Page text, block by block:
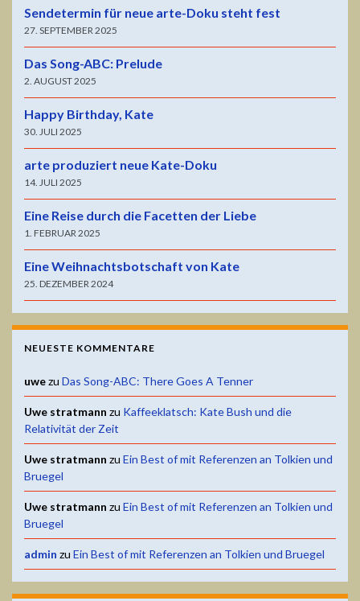
Sendetermin für neue arte-Doku steht fest
27. SEPTEMBER 2025
Das Song-ABC: Prelude
2. AUGUST 2025
Happy Birthday, Kate
30. JULI 2025
arte produziert neue Kate-Doku
14. JULI 2025
Eine Reise durch die Facetten der Liebe
1. FEBRUAR 2025
Eine Weihnachtsbotschaft von Kate
25. DEZEMBER 2024
NEUESTE KOMMENTARE
uwezu Das Song-ABC: There Goes A Tenner
Uwe stratmann zu Kaffeeklatsch: Kate Bush und die
Relativität der Zeit
Uwe stratmann zu Ein Best of mit Referenzen an Tolkien und
Bruegel
Uwe stratmann zu Ein Best of mit Referenzen an Tolkien und
Bruegel
admin zu Ein Best of mit Referenzen an Tolkien und Bruegel